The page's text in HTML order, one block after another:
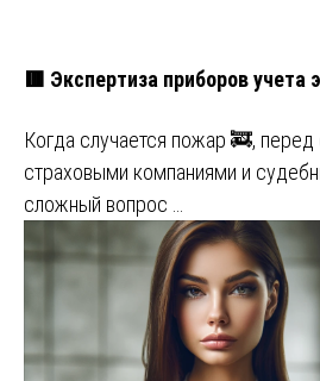
🟥 Экспертиза приборов учета
Когда случается пожар 🚒, перед
страховыми компаниями и
сложный вопрос …